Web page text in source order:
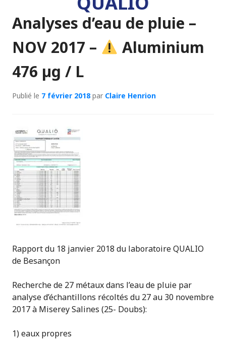
Analyses d’eau de pluie –
NOV 2017 –
Aluminium
476 µg / L
Publié le 7 février 2018par Claire Henrion
Rapport du 18 janvier 2018 du laboratoire QUALIO
de Besançon
Recherche de 27 métaux dans l’eau de pluie par
analyse d’échantillons récoltés du 27 au 30 novembre
2017 à Miserey Salines (25- Doubs):
1) eaux propres